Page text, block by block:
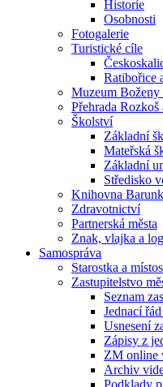
Historie
Osobnosti
Fotogalerie
Turistické cíle
Ratibořice
Muzeum Boženy
Přehrada Rozkoš
Školství
Základní
Mateřská
Základní
Středisko
Knihovna
Zdravotnictví
Partnerská města
Znak, vlajka a
Samospráva
Starostka a
Zastupitelstvo
Seznam
Jednací
Usnesení
Zápisy z
ZM online
Archiv
Podklady